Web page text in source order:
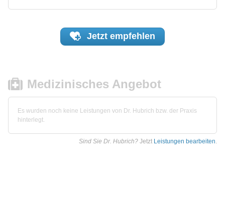
Jetzt empfehlen
Medizinisches Angebot
Es wurden noch keine Leistungen von Dr. Hubrich bzw. der Praxis
hinterlegt.
Sind Sie Dr. Hubrich? Jetzt Leistungen bearbeiten.